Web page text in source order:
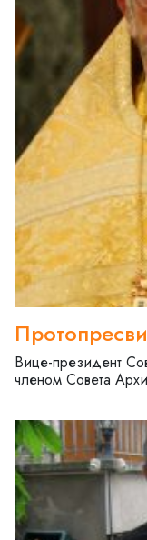
Вице-президент
членом Совета